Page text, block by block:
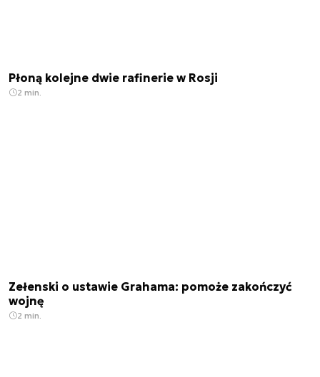
Płoną kolejne dwie rafinerie w Rosji
2 min.
Zełenski o ustawie Grahama: pomoże zakończyć
wojnę
2 min.